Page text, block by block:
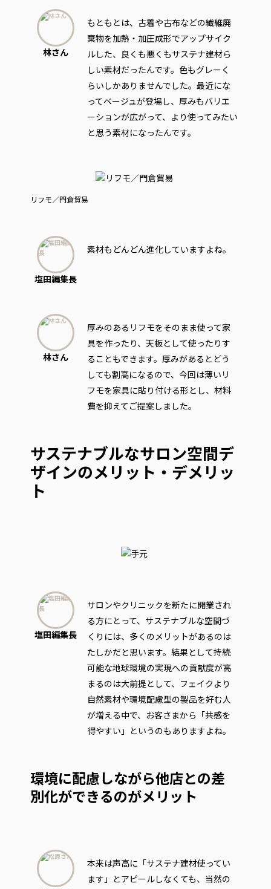
林さん
もともとは、古着や古布などの繊維廃
棄物を加熱・加圧成形でアップサイク
ルした、良くも悪くもサステナ建材ら
しい素材だったんです。色もグレーく
らいしかありませんでした。最近にな
ってベージュが登場し、厚みもバリエ
ーションが広がって、より使ってみたい
と思う素材になったんです。
リフモ／門倉貿易
塩田編集長
素材もどんどん進化していますよね。
林さん
厚みのあるリフモをそのまま使って家
具を作ったり、天板として使ったりす
ることもできます。厚みがあるとどう
しても割高になるので、今回は薄いリ
フモを家具に貼り付ける形とし、材料
費を抑えてご提案しました。
サステナブルなサロン空間デ
ザインのメリット・デメリッ
ト
塩田編集長
サロンやクリニックを新たに開業され
る方にとって、サステナブルな空間づ
くりには、多くのメリットがあるのは
たしかだと思います。結果として持続
可能な地球環境の実現への貢献度が高
まるのは大前提として、フェイクより
自然素材や環境配慮型の製品を好む人
が増える中で、お客さまから「共感を
得やすい」というのもありますよね。
環境に配慮しながら他店との差
別化ができるのがメリット
本来は声高に「サステナ建材使ってい
ます」とアピールしなくても、当然の